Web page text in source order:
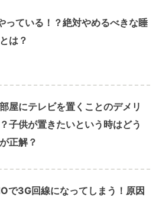
っている！？絶対やめるべきな睡
は？
屋にテレビを置くことのデメリ
子供が置きたいという時はどう
正解？
で3G回線になってしまう！原因